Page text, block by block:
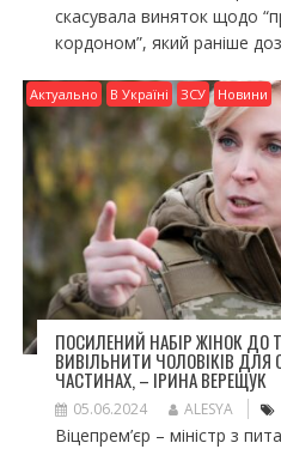
скасувала виняток щодо
кордоном”, який раніше
Актуально В Україні ЗСУ Новини
ПОСИЛЕНИЙ НАБІР ЖІНОК ДО
ВИВІЛЬНИТИ ЧОЛОВІКІВ
ЧАСТИНАХ, – ІРИНА ВЕРЕЩУК
05.06.2024 ALESYA
Віцепрем’єр – міністр з